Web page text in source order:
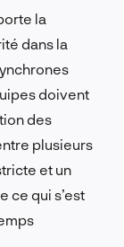
la
dans la
doivent
des
plusieurs
et un
ce qui s’est